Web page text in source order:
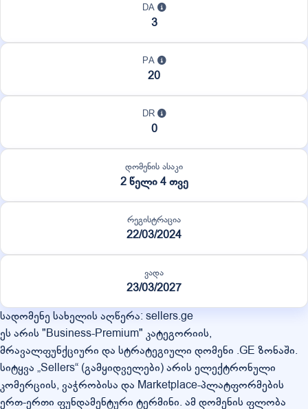
DA
3
PA
20
DR
0
დომენის ასაკი
2 წელი 4 თვე
რეგისტრაცია
22/03/2024
ვადა
23/03/2027
სადომენე სახელის აღწერა: sellers.ge
ეს არის "Business-Premium" კატეგორიის,
მრავალფუნქციური და სტრატეგიული დომენი .GE ზონაში.
სიტყვა „Sellers“ (გამყიდველები) არის ელექტრონული
კომერციის, ვაჭრობისა და Marketplace-პლატფორმების
ერთ-ერთი ფუნდამენტური ტერმინი. ამ დომენის ფლობა